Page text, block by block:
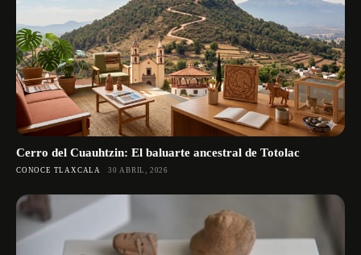
Cerro del Cuauhtzin: El baluarte ancestral de Totolac
CONOCE TLAXCALA 30 ABRIL, 2026